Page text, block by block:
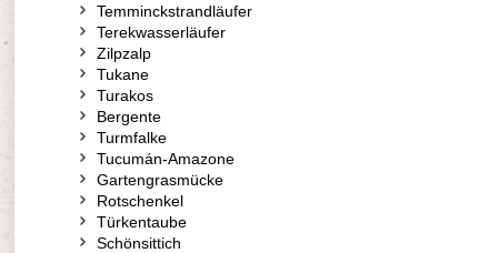
Temminckstrandläufer
Terekwasserläufer
Zilpzalp
Tukane
Turakos
Bergente
Turmfalke
Tucumán-Amazone
Gartengrasmücke
Rotschenkel
Türkentaube
Schönsittich